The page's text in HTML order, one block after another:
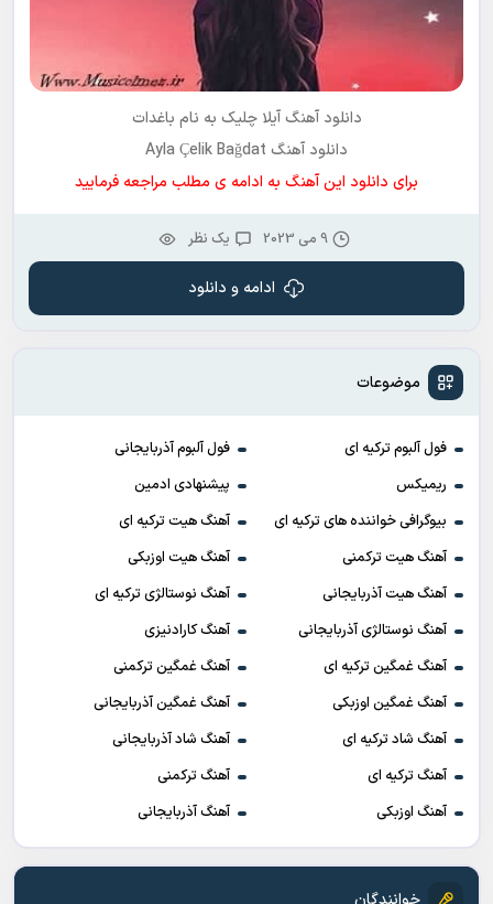
موضوعات
فول آلبوم ترکیه ای
فول آلبوم آذربایجانی
ریمیکس
پیشنهادی ادمین
بیوگرافی خواننده های ترکیه ای
آهنگ هیت ترکیه ای
آهنگ هیت ترکمنی
آهنگ هیت اوزبکی
آهنگ هیت آذربایجانی
آهنگ نوستالژی ترکیه ای
آهنگ نوستالژی آذربایجانی
آهنگ کارادنیزی
آهنگ غمگین ترکیه ای
آهنگ غمگین ترکمنی
آهنگ غمگین اوزبکی
آهنگ غمگین آذربایجانی
آهنگ شاد ترکیه ای
آهنگ شاد آذربایجانی
آهنگ ترکیه ای
آهنگ ترکمنی
آهنگ اوزبکی
آهنگ آذربایجانی
دانلود آهنگ آیلا چلیک به نام باغدات
دانلود آهنگ Ayla Çelik Bağdat
برای دانلود این آهنگ به ادامه ی مطلب مراجعه فرمایید
9 می 2023 يک نظر
ادامه و دانلود